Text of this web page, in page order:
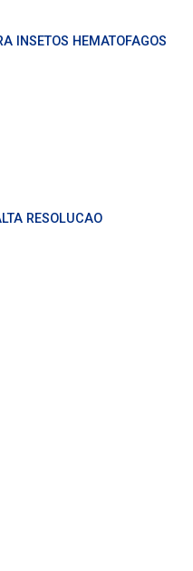
INSETOS HEMATOFAGOS
RESOLUCAO